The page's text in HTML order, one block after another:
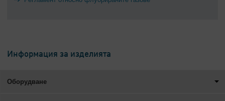
Информация за изделията
Оборудване